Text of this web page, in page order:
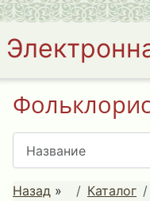
Назад » Каталог